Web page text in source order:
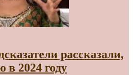
рассказали,
в 2024 году